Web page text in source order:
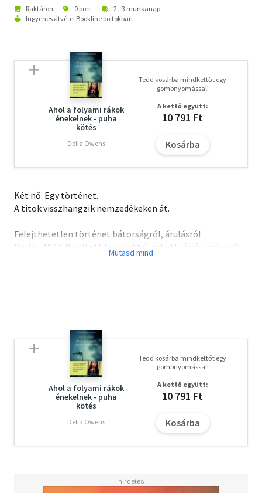
Raktáron 0 pont
2 - 3 munkanap
Ingyenes átvétel Bookline boltokban
Ahol a folyami rákok
énekelnek - puha
kötés
Delia Owens
Tedd kosárba mindkettőt egy
gombnyomással!
A kettő együtt:
10 791 Ft
Kosárba
Két nő. Egy történet.
A titok visszhangzik nemzedékeken át.
Felejthetetlen történet bátorságról, árulásról
Berlin, 1933. Betiltott könyvekből rakott, óriási máglyák
fénye villódzik az éjszakai égbolton.
hogy megmentse a bajba jutottakat.
Los Angeles, napjainkban. Maddie visszatér a szülői házba,
hogy kicsit kifújja magát. A
nagypapája holmijában talál egy háború előtti német
naplót, amelynek tartalmán
megdöbben.
hogy kiderítse az igazságot: Freya
regények szerzője, aki ezúttal is
Ahol a folyami rákok
énekelnek - puha
kötés
Delia Owens
Tedd kosárba mindkettőt egy
gombnyomással!
A kettő együtt:
10 791 Ft
Kosárba